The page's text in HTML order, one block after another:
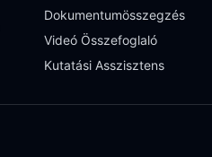
Dokumentumösszegzés
Videó Összefoglaló
Kutatási Asszisztens